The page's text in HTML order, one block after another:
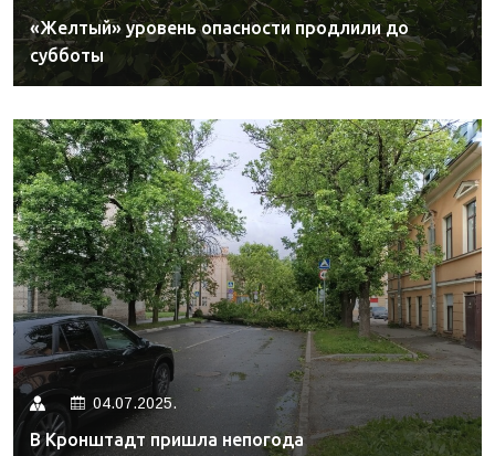
«Желтый» уровень опасности продлили до
субботы
04.07.2025.
В Кронштадт пришла непогода